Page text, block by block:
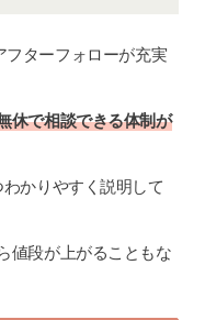
フターフォローが充実
休で相談できる体制が
かりやすく説明して
値段が上がることもな